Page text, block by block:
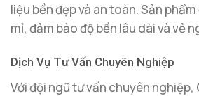
liệu bền đẹp và an toàn. Sản
mỉ, đảm bảo độ bền lâu dài và vẻ
Dịch Vụ Tư Vấn Chuyên Nghiệp
Với đội ngũ tư vấn chuyên